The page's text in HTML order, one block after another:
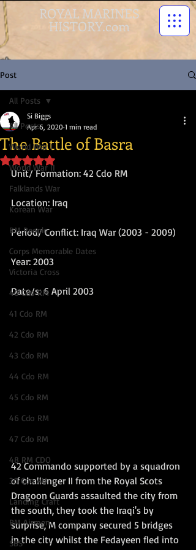
ROYAL MARINES
HISTORY.com
Post
All Posts
World War I
World War II
Falklands War
Korean War
RM People
Corps Memorable Dates
Victoria Cross
40 Cdo RM
41 Cdo RM
42 Cdo RM
43 Cdo RM
44 Cdo RM
45 Cdo RM
46 Cdo RM
47 Cdo RM
48 RM CDO
30 Cdo AU
Landing Craft
RM Airmen
SBS
All Posts
The Battle of Basra
Si Biggs
Apr 6, 2020 1 min read
Rated NaN out of 5 stars.
Unit/ Formation: 42 Cdo RM
Location: Iraq
Period/ Conflict: Iraq War (2003 - 2009)
Year: 2003
Date/s: 6 April 2003
42 Commando supported by a squadron
of challenger II from the Royal Scots
Dragoon Guards assaulted the city from
the south, they took the Iraqi's by
surprise, M company secured 5 bridges
in the city whilst the Fedayeen fled into